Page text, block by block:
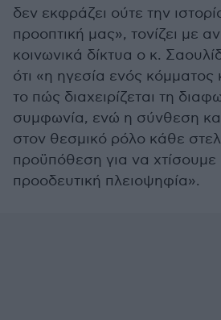
δεν εκφράζει ούτε την
προοπτική μας», τονίζει με
κοινωνικά δίκτυα ο κ.
ότι «η ηγεσία ενός κόμματος
το πώς διαχειρίζεται τη
συμφωνία, ενώ η σύνθεση
στον θεσμικό ρόλο κάθε
προϋπόθεση για να χτίσουμε
προοδευτική πλειοψηφία».